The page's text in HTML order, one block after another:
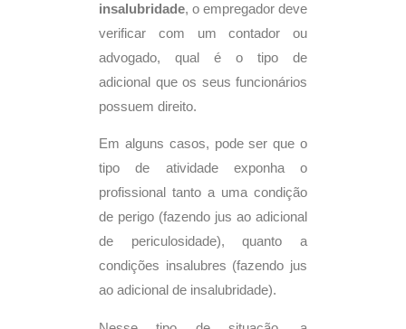
insalubridade, o empregador deve
verificar com um contador ou
advogado, qual é o tipo de
adicional que os seus funcionários
possuem direito.
Em alguns casos, pode ser que o
tipo de atividade exponha o
profissional tanto a uma condição
de perigo (fazendo jus ao adicional
de periculosidade), quanto a
condições insalubres (fazendo jus
ao adicional de insalubridade).